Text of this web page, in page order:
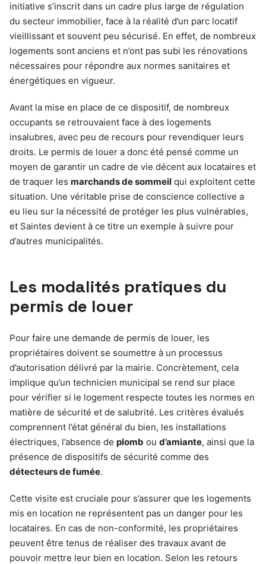
initiative s’inscrit dans un cadre plus large de régulation
du secteur immobilier, face à la réalité d’un parc locatif
vieillissant et souvent peu sécurisé. En effet, de nombreux
logements sont anciens et n’ont pas subi les rénovations
nécessaires pour répondre aux normes sanitaires et
énergétiques en vigueur.
Avant la mise en place de ce dispositif, de nombreux
occupants se retrouvaient face à des logements
insalubres, avec peu de recours pour revendiquer leurs
droits. Le permis de louer a donc été pensé comme un
moyen de garantir un cadre de vie décent aux locataires et
de traquer les marchands de sommeil qui exploitent cette
situation. Une véritable prise de conscience collective a
eu lieu sur la nécessité de protéger les plus vulnérables,
et Saintes devient à ce titre un exemple à suivre pour
d’autres municipalités.
Les modalités pratiques du
permis de louer
Pour faire une demande de permis de louer, les
propriétaires doivent se soumettre à un processus
d’autorisation délivré par la mairie. Concrètement, cela
implique qu’un technicien municipal se rend sur place
pour vérifier si le logement respecte toutes les normes en
matière de sécurité et de salubrité. Les critères évalués
comprennent l’état général du bien, les installations
électriques, l’absence de plomb ou d’amiante, ainsi que la
présence de dispositifs de sécurité comme des
détecteurs de fumée.
Cette visite est cruciale pour s’assurer que les logements
mis en location ne représentent pas un danger pour les
locataires. En cas de non-conformité, les propriétaires
peuvent être tenus de réaliser des travaux avant de
pouvoir mettre leur bien en location. Selon les retours